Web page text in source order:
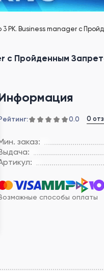
РК. Business manager с
с Пройденным
0.0 0
заказ:
способы оплаты